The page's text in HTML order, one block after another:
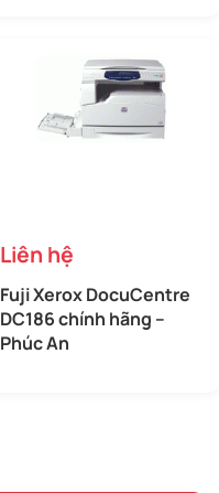
Liên hệ
Fuji Xerox DocuCentre
DC186 chính hãng –
Phúc An